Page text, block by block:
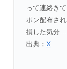
って連絡き
ポン配布さ
損した気分…
出典： X